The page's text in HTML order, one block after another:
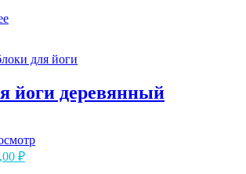
для йоги
йоги деревянный
₽Текущая